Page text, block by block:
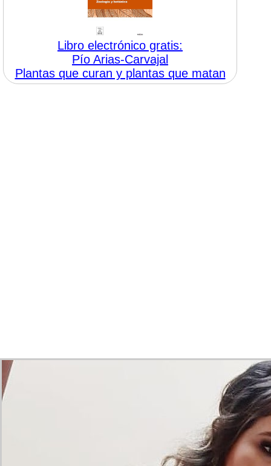
Libro electrónico gratis:
Pío Arias-Carvajal
Plantas que curan y plantas que matan